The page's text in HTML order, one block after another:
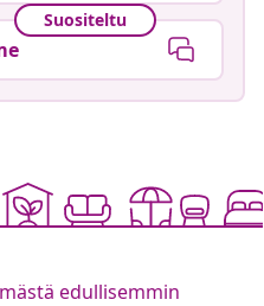
Suositeltu
edullisemmin